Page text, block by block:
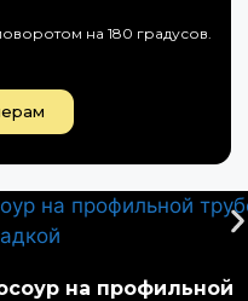
на 180 градусов.
на профильной